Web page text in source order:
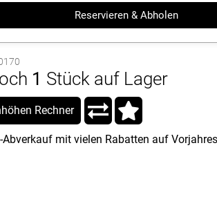
Reservieren & Abholen
1 Stück auf Lager
Rechner
Abverkauf mit vielen Rabatten auf